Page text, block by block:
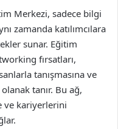
Merkezi, sadece bilgi
zamanda katılımcılara
sunar. Eğitim
fırsatları,
tanışmasına ve
tanır. Bu ağ,
ve kariyerlerini